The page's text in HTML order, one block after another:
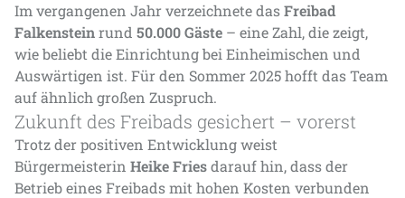
Im vergangenen Jahr verzeichnete dasFreibad
Falkensteinrund 50.000 Gäste – eine Zahl, die zeigt,
wie beliebt die Einrichtung bei Einheimischen und
Auswärtigen ist. Für den Sommer 2025 hofft das Team
auf ähnlich großen Zuspruch.
Zukunft des Freibads gesichert – vorerst
Trotz der positiven Entwicklung weist
Bürgermeisterin Heike Friesdarauf hin, dass der
Betrieb eines Freibads mit hohen Kosten verbunden